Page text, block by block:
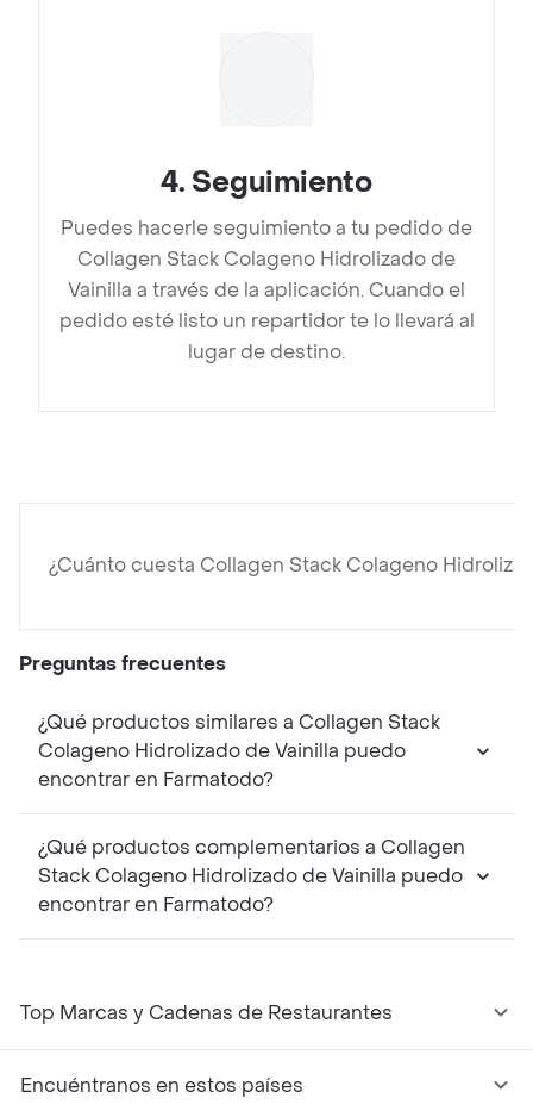
4. Seguimiento
Puedes hacerle seguimiento a tu pedido de
Collagen Stack Colageno Hidrolizado de
Vainilla a través de la aplicación. Cuando el
pedido esté listo un repartidor te lo llevará al
lugar de destino.
¿Cuánto cuesta Collagen Stack Colageno
Preguntas frecuentes
¿Qué productos similares a Collagen Stack
Colageno Hidrolizado de Vainilla puedo
encontrar en Farmatodo?
¿Qué productos complementarios a Collagen
Stack Colageno Hidrolizado de Vainilla puedo
encontrar en Farmatodo?
Top Marcas y Cadenas de Restaurantes
Encuéntranos en estos países